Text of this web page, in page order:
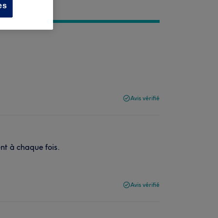
Avis vérifié
à chaque fois.
Avis vérifié